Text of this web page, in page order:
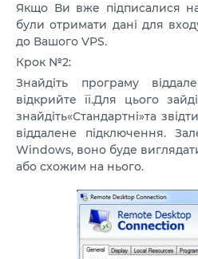
Якщо Ви вже підписалися
були отримати дані для
до Вашого VPS.
Крок №2:
Знайдіть програму
відкрийте її.Для цього
знайдіть«Стандартні»та
віддалене підключення.
Windows, воно буде
або схожим на нього.